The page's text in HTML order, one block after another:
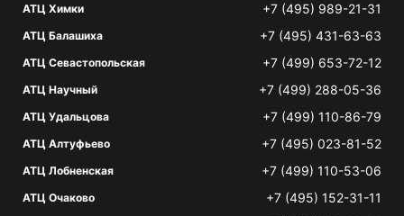
АТЦ Химки +7 (495) 989-21-31
АТЦ Балашиха +7 (495) 431-63-63
АТЦ Севастопольская +7 (499) 653-72-12
АТЦ Научный +7 (499) 288-05-36
АТЦ Удальцова +7 (499) 110-86-79
АТЦ Алтуфьево +7 (495) 023-81-52
АТЦ Лобненская +7 (499) 110-53-06
АТЦ Очаково +7 (495) 152-31-11